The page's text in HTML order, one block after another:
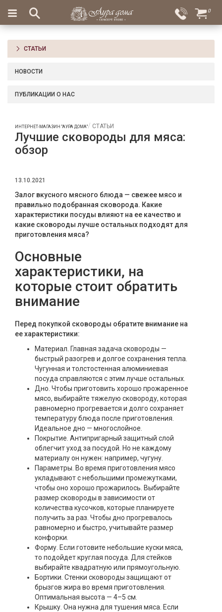
Вход
Избранное
×
Салоны
Доставка
Оплата
для
Бар
хрусталь
Сервировка
Столовые
приборы
Текстиль
Фарфор
Декор
Бренды
0
СТАТЬИ
НОВОСТИ
ПУБЛИКАЦИИ О НАС
ИНТЕРНЕТ-МАГАЗИН "АУРА ДОМА" СТАТЬИ
Лучшие сковороды для мяса:
обзор
13.10.2021
Залог вкусного мясного блюда — свежее мясо и
правильно подобранная сковорода. Какие
характеристики посуды влияют на ее качество и
какие сковороды лучше остальных подходят для
приготовления мяса?
Основные
характеристики, на
которые стоит обратить
внимание
Перед покупкой сковороды обратите внимание на
ее характеристики:
Материал. Главная задача сковороды —
быстрый разогрев и долгое сохранения тепла.
Чугунная и толстостенная алюминиевая
посуда справляются с этим лучше остальных.
Дно. Чтобы приготовить хорошо прожаренное
мясо, выбирайте тяжелую сковороду, которая
равномерно прогревается и долго сохраняет
температуру блюда после приготовления.
Идеальное дно — многослойное.
Покрытие. Антипригарный защитный слой
облегчит уход за посудой. Но не каждому
материалу он нужен: например, чугуну.
Параметры. Во время приготовления мясо
укладывают с небольшими промежутками,
чтобы оно хорошо прожарилось. Выбирайте
размер сковороды в зависимости от
количества кусочков, которые планируете
получить за раз. Чтобы дно прогревалось
равномерно и быстро, учитывайте размер
конфорки.
Форму. Если готовите небольшие куски мяса,
то подойдет круглая посуда. Для стейков
выбирайте квадратную или прямоугольную.
Бортики. Стенки сковороды защищают от
брызгов жира во время приготовления.
Оптимальная высота — 4–5 см.
Крышку. Она нужна для тушения мяса. Если